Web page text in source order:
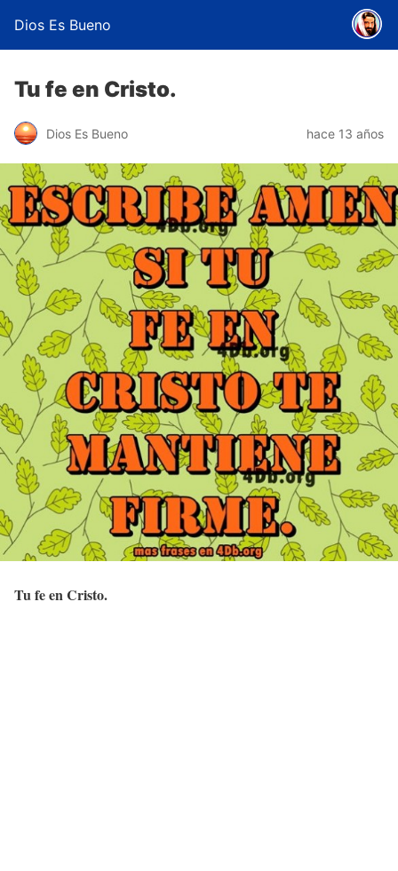
Dios Es Bueno
Tu fe en Cristo.
Dios Es Bueno hace 13 años
Tu fe en Cristo.